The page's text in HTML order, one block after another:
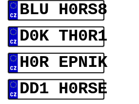
BLU H0RS8
D0K TH0R1
H0R EPNIK
DD1 H0RSE